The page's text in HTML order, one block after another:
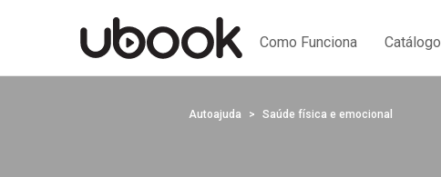
Como Funciona Catálogo
Autoajuda Saúde física e emocional